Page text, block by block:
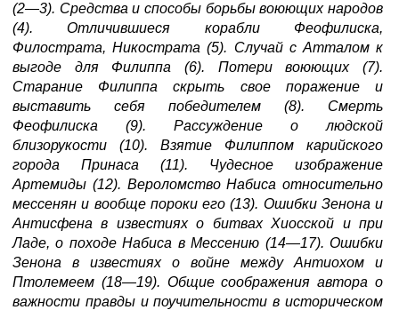
(2—3). Средства и способы борьбы воюющих народов
(4). Отличившиеся корабли Феофилиска,
Филострата, Никострата (5). Случай с Атталом к
выгоде для Филиппа (6). Потери воюющих (7).
Старание Филиппа скрыть свое поражение и
выставить себя победителем (8). Смерть
Феофилиска (9). Рассуждение о людской
близорукости (10). Взятие Филиппом карийского
города Принаса (11). Чудесное изображение
Артемиды (12). Вероломство Набиса относительно
мессенян и вообще пороки его (13). Ошибки Зенона и
Антисфена в известиях о битвах Хиосской и при
Ладе, о походе Набиса в Мессению (14—17). Ошибки
Зенона в известиях о войне между Антиохом и
Птолемеем (18—19). Общие соображения автора о
важности правды и поучительности в историческом